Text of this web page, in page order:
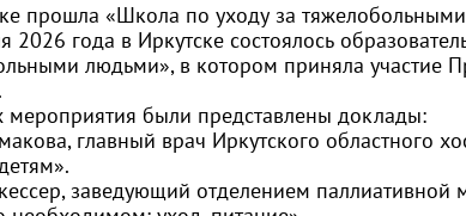
прошла «Школа по уходу за
2026 года в Иркутске состоялось
людьми», в котором приняла участие
мероприятия были представлены доклады:
главный врач Иркутского областного
заведующий отделением